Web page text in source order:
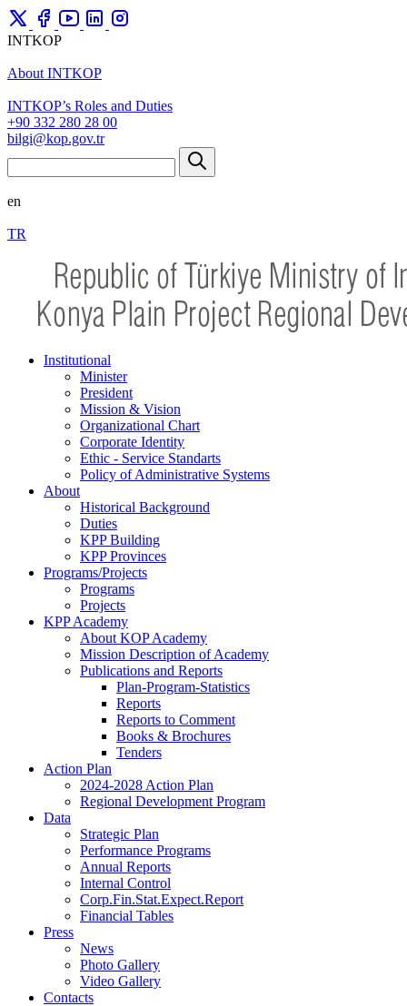
INTKOP
About INTKOP
INTKOP’s Roles and Duties
+90 332 280 28 00
bilgi@kop.gov.tr
en
TR
Institutional
Minister
President
Mission & Vision
Organizational Chart
Corporate Identity
Ethic - Service Standarts
Policy of Administrative Systems
About
Historical Background
Duties
KPP Building
KPP Provinces
Programs/Projects
Programs
Projects
KPP Academy
About KOP Academy
Mission Description of Academy
Publications and Reports
Plan-Program-Statistics
Reports
Reports to Comment
Books & Brochures
Tenders
Action Plan
2024-2028 Action Plan
Regional Development Program
Data
Strategic Plan
Performance Programs
Annual Reports
Internal Control
Corp.Fin.Stat.Expect.Report
Financial Tables
Press
News
Photo Gallery
Video Gallery
Contacts